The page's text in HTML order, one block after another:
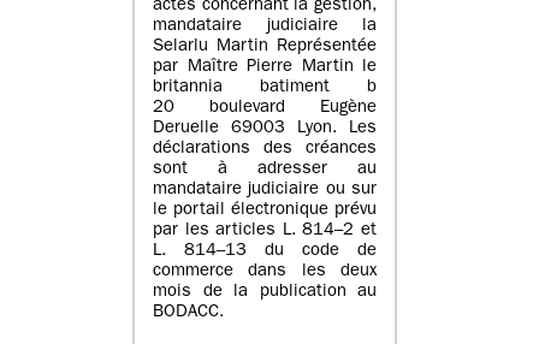
actes concernant la gestion,
mandataire judiciaire la
Selarlu Martin Représentée
par Maître Pierre Martin le
britannia batiment b
20 boulevard Eugène
Deruelle 69003 Lyon. Les
déclarations des créances
sont à adresser au
mandataire judiciaire ou sur
le portail électronique prévu
par les articles L. 814–2 et
L. 814–13 du code de
commerce dans les deux
mois de la publication au
BODACC.